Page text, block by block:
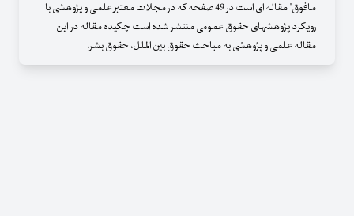
مافوق" مقاله ای است در 49 صفحه که در مجلات معتبر علمی و پژوهشی با
رویکرد پژوهشهای حقوق عمومی منتشر شده است چکیده مقاله در این
مقاله علمی و پژوهشی به مباحث حقوق بین الملل، حقوق بشر،